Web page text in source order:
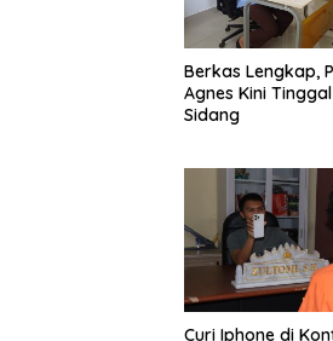
Berkas Lengkap,
Agnes Kini
Sidang
Curi Iphone di